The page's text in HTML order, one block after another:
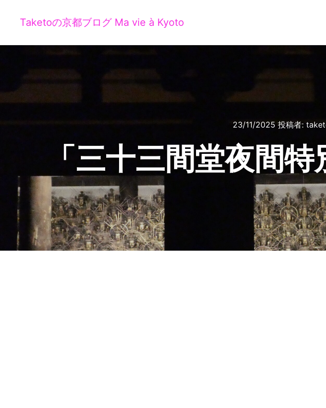
Taketoの京都ブログ Ma vie à Kyoto
23/11/2025 投稿者:
「三十三間堂夜間